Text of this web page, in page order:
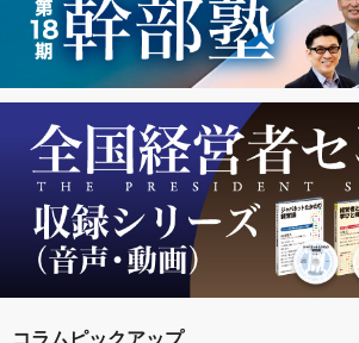
コラムピックアップ